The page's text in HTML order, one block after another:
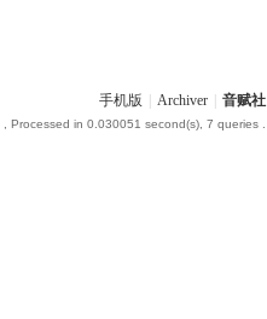
手机版 Archiver 音赋社
, Processed in 0.030051 second(s), 7 queries .